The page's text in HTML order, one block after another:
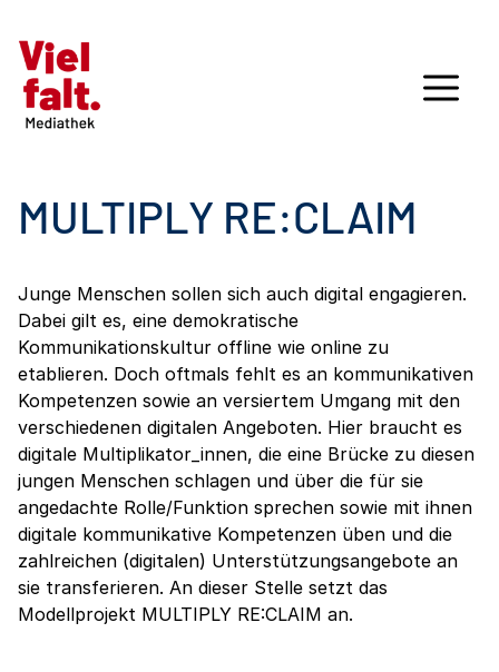
MULTIPLY RE:CLAIM
Junge Menschen sollen sich auch digital engagieren.
Dabei gilt es, eine demokratische
Kommunikationskultur offline wie online zu
etablieren. Doch oftmals fehlt es an kommunikativen
Kompetenzen sowie an versiertem Umgang mit den
verschiedenen digitalen Angeboten. Hier braucht es
digitale Multiplikator_innen, die eine Brücke zu diesen
jungen Menschen schlagen und über die für sie
angedachte Rolle/Funktion sprechen sowie mit ihnen
digitale kommunikative Kompetenzen üben und die
zahlreichen (digitalen) Unterstützungsangebote an
sie transferieren. An dieser Stelle setzt das
Modellprojekt MULTIPLY RE:CLAIM an.